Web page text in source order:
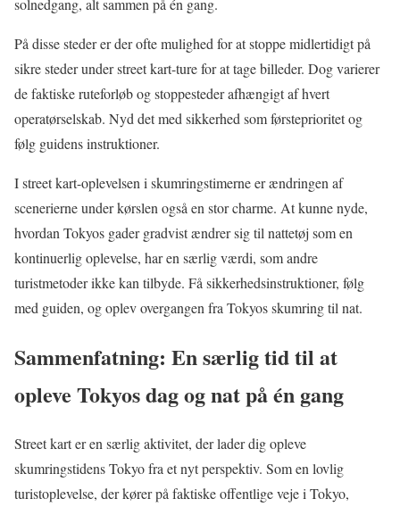
solnedgang, alt sammen på én gang.
På disse steder er der ofte mulighed for at stoppe midlertidigt på
sikre steder under street kart-ture for at tage billeder. Dog varierer
de faktiske ruteforløb og stoppesteder afhængigt af hvert
operatørselskab. Nyd det med sikkerhed som førsteprioritet og
følg guidens instruktioner.
I street kart-oplevelsen i skumringstimerne er ændringen af
scenerierne under kørslen også en stor charme. At kunne nyde,
hvordan Tokyos gader gradvist ændrer sig til nattetøj som en
kontinuerlig oplevelse, har en særlig værdi, som andre
turistmetoder ikke kan tilbyde. Få sikkerhedsinstruktioner, følg
med guiden, og oplev overgangen fra Tokyos skumring til nat.
Sammenfatning: En særlig tid til at
opleve Tokyos dag og nat på én gang
Street kart er en særlig aktivitet, der lader dig opleve
skumringstidens Tokyo fra et nyt perspektiv. Som en lovlig
turistoplevelse, der kører på faktiske offentlige veje i Tokyo,